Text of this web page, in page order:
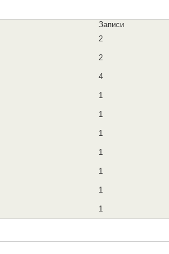
Записи
2
2
4
1
1
1
1
1
1
1